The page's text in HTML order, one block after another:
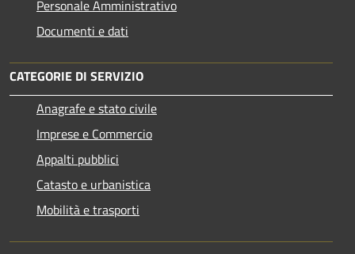
Personale Amministrativo
Documenti e dati
CATEGORIE DI SERVIZIO
Anagrafe e stato civile
Imprese e Commercio
Appalti pubblici
Catasto e urbanistica
Mobilità e trasporti